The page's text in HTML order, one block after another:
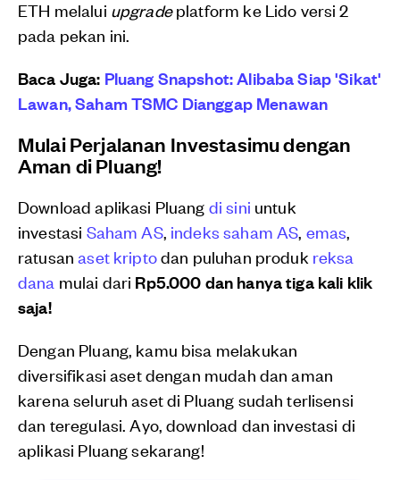
ETH melalui upgradeplatform ke Lido versi 2
pada pekan ini.
Baca Juga: Pluang Snapshot: Alibaba Siap 'Sikat'
Lawan, Saham TSMC Dianggap Menawan
Mulai Perjalanan Investasimu dengan
Aman di Pluang!
Download aplikasi Pluang di sini untuk
investasi Saham AS, indeks saham AS, emas,
ratusanaset kriptodan puluhan produk reksa
dana mulai dari Rp5.000 dan hanya tiga kali klik
saja!
Dengan Pluang, kamu bisa melakukan
diversifikasi aset dengan mudah dan aman
karena seluruh aset di Pluang sudah terlisensi
dan teregulasi. Ayo, download dan investasi di
aplikasi Pluang sekarang!